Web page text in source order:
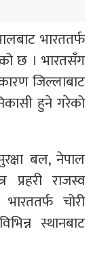
भारततर्फ
छ । भारतसँग
जिल्लाबाट
हुने गरेको
बल, नेपाल
प्रहरी राजस्व
चोरी
स्थानबाट